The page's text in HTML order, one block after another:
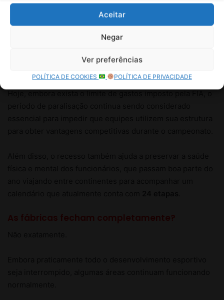
Aceitar
Negar
Ver preferências
POLÍTICA DE COOKIES POLÍTICA DE PRIVACIDADE